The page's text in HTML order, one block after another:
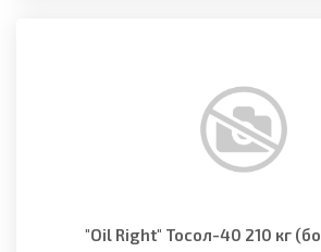
"Oil Right" Тосол-40 210 кг